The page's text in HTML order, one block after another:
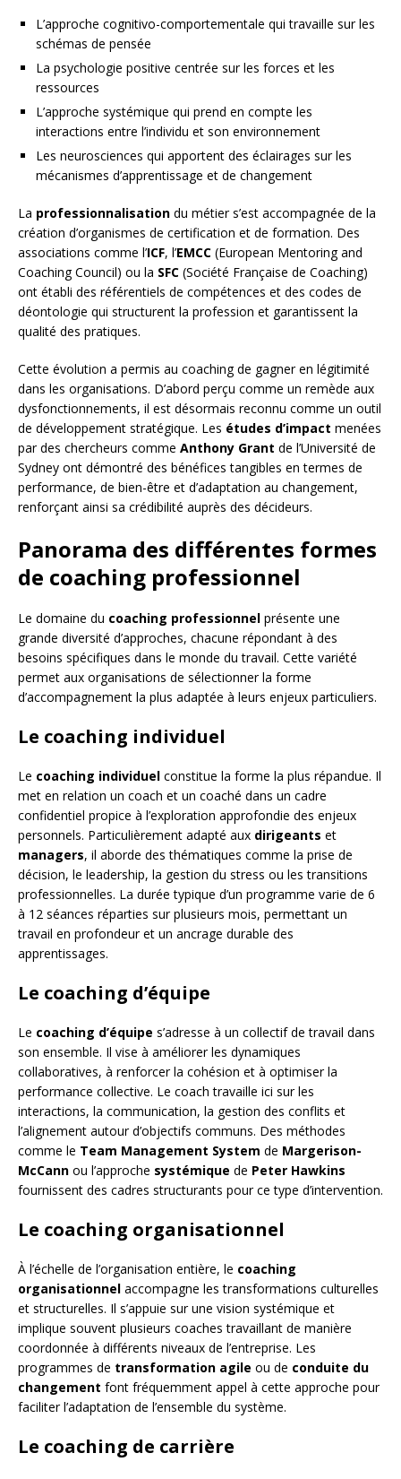
L’approche cognitivo-comportementale qui travaille sur les
schémas de pensée
La psychologie positive centrée sur les forces et les
ressources
L’approche systémique qui prend en compte les
interactions entre l’individu et son environnement
Les neurosciences qui apportent des éclairages sur les
mécanismes d’apprentissage et de changement
La professionnalisation du métier s’est accompagnée de la
création d’organismes de certification et de formation. Des
associations comme l’ICF, l’EMCC (European Mentoring and
Coaching Council) ou la SFC (Société Française de Coaching)
ont établi des référentiels de compétences et des codes de
déontologie qui structurent la profession et garantissent la
qualité des pratiques.
Cette évolution a permis au coaching de gagner en légitimité
dans les organisations. D’abord perçu comme un remède aux
dysfonctionnements, il est désormais reconnu comme un outil
de développement stratégique. Les études d’impact menées
par des chercheurs comme Anthony Grant de l’Université de
Sydney ont démontré des bénéfices tangibles en termes de
performance, de bien-être et d’adaptation au changement,
renforçant ainsi sa crédibilité auprès des décideurs.
Panorama des différentes formes
de coaching professionnel
Le domaine du coaching professionnel présente une
grande diversité d’approches, chacune répondant à des
besoins spécifiques dans le monde du travail. Cette variété
permet aux organisations de sélectionner la forme
d’accompagnement la plus adaptée à leurs enjeux particuliers.
Le coaching individuel
Le coaching individuel constitue la forme la plus répandue. Il
met en relation un coach et un coaché dans un cadre
confidentiel propice à l’exploration approfondie des enjeux
personnels. Particulièrement adapté aux dirigeants et
managers, il aborde des thématiques comme la prise de
décision, le leadership, la gestion du stress ou les transitions
professionnelles. La durée typique d’un programme varie de 6
à 12 séances réparties sur plusieurs mois, permettant un
travail en profondeur et un ancrage durable des
apprentissages.
Le coaching d’équipe
Le coaching d’équipe s’adresse à un collectif de travail dans
son ensemble. Il vise à améliorer les dynamiques
collaboratives, à renforcer la cohésion et à optimiser la
performance collective. Le coach travaille ici sur les
interactions, la communication, la gestion des conflits et
l’alignement autour d’objectifs communs. Des méthodes
comme le Team Management System de Margerison-
McCann ou l’approche systémique de Peter Hawkins
fournissent des cadres structurants pour ce type d’intervention.
Le coaching organisationnel
À l’échelle de l’organisation entière, le coaching
organisationnel accompagne les transformations culturelles
et structurelles. Il s’appuie sur une vision systémique et
implique souvent plusieurs coaches travaillant de manière
coordonnée à différents niveaux de l’entreprise. Les
programmes de transformation agile ou de conduite du
changement font fréquemment appel à cette approche pour
faciliter l’adaptation de l’ensemble du système.
Le coaching de carrière